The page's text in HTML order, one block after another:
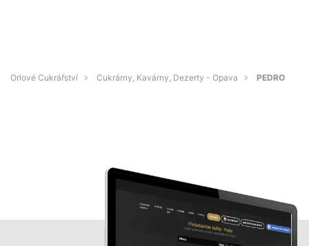
Orlové Cukrářství Cukrárny, Kavárny, Dezerty - Opava PEDRO